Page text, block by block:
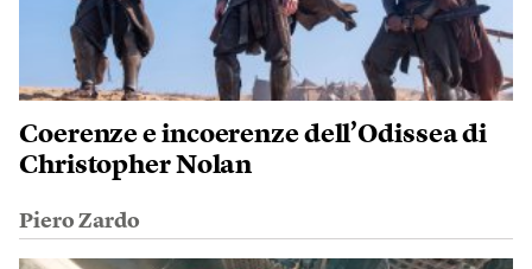
Coerenze e incoerenze dell’Odissea di
Christopher Nolan
Piero Zardo